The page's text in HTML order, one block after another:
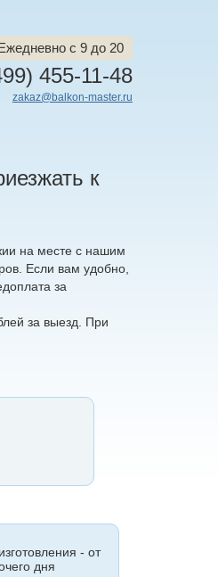
с 9 до 20
455-11-48
zakaz@balkon-master.ru
к
на месте с нашим
Если вам удобно,
за
за выезд. При
- от
дня